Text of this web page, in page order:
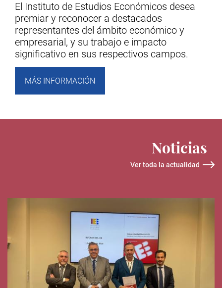
El Instituto de Estudios Económicos desea
premiar y reconocer a destacados
representantes del ámbito económico y
empresarial, y su trabajo e impacto
significativo en sus respectivos campos.
MÁS INFORMACIÓN
Noticias
Ver toda la actualidad